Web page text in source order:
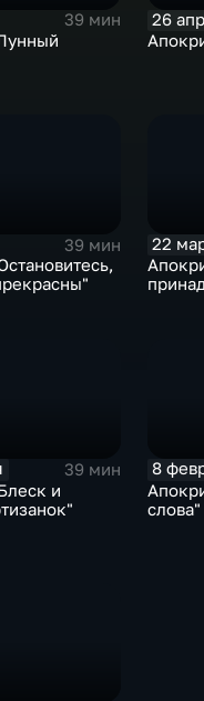
39 мин
26
39 мин
22
39 мин
и
8
слова"